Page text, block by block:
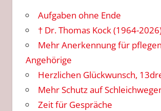
Aufgaben ohne Ende
† Dr. Thomas Kock (1964-
Mehr Anerkennung für
Angehörige
Herzlichen Glückwunsch,
Mehr Schutz auf
Zeit für Gespräche